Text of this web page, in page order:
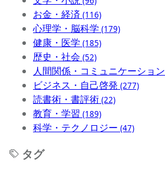
お金・経済 (116)
心理学・脳科学 (179)
健康・医学 (185)
歴史・社会 (52)
人間関係・コミュニケーション
ビジネス・自己啓発 (277)
読書術・書評術 (22)
教育・学習 (189)
科学・テクノロジー (47)
タグ